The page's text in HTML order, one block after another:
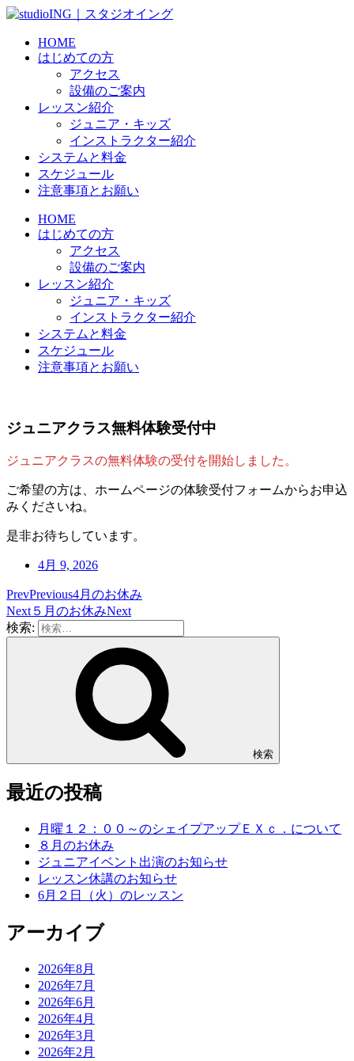
HOME
はじめての方
アクセス
設備のご案内
レッスン紹介
ジュニア・キッズ
インストラクター紹介
システムと料金
スケジュール
注意事項とお願い
HOME
はじめての方
アクセス
設備のご案内
レッスン紹介
ジュニア・キッズ
インストラクター紹介
システムと料金
スケジュール
注意事項とお願い
ジュニアクラス無料体験受付中
ジュニアクラスの無料体験の受付を開始しました。
ご希望の方は、ホームページの体験受付フォームからお申込
みくださいね。
是非お待ちしています。
4月 9, 2026
PrevPrevious4月のお休み
Next５月のお休みNext
検索:
検索
最近の投稿
月曜１２：００～のシェイプアップＥＸｃ．について
８月のお休み
ジュニアイベント出演のお知らせ
レッスン休講のお知らせ
6月２日（火）のレッスン
アーカイブ
2026年8月
2026年7月
2026年6月
2026年4月
2026年3月
2026年2月